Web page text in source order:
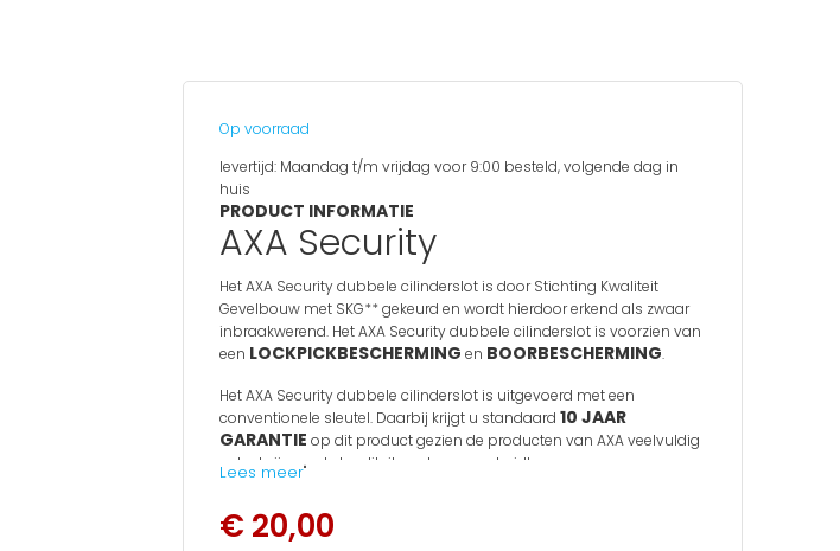
Op voorraad
levertijd: Maandag t/m vrijdag voor 9:00 besteld, volgende dag in
huis
PRODUCT INFORMATIE
AXA Security
Het AXA Security dubbele cilinderslot is door Stichting Kwaliteit
Gevelbouw met SKG** gekeurd en wordt hierdoor erkend als zwaar
inbraakwerend. Het AXA Security dubbele cilinderslot is voorzien van
een LOCKPICKBESCHERMING en BOORBESCHERMING.
Het AXA Security dubbele cilinderslot is uitgevoerd met een
conventionele sleutel. Daarbij krijgt u standaard 10 JAAR
GARANTIE op dit product gezien de producten van AXA veelvuldig
getest zijn op de kwaliteit en duurzaamheid!
WAT KRIJGT U:
• Cilinderslot(en) in uw aangegeven lengte(s).
Lees meer"
€ 20,00